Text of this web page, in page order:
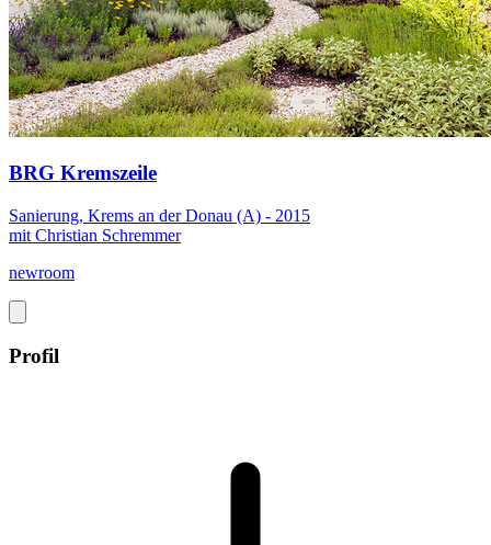
BRG Kremszeile
Sanierung, Krems an der Donau (A) - 2015
mit Christian Schremmer
newroom
Profil